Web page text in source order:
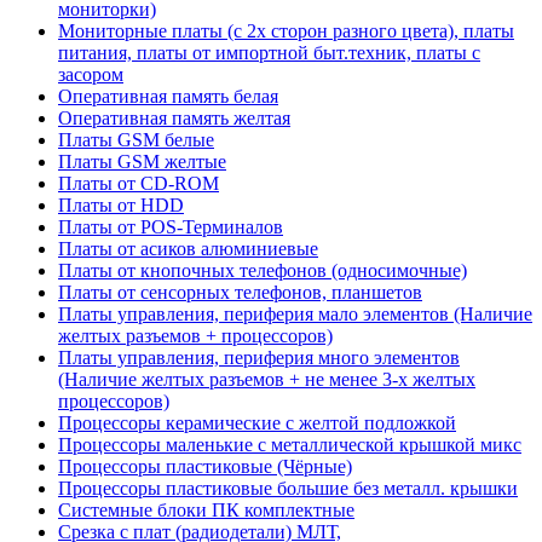
мониторки)
Мониторные платы (с 2х сторон разного цвета), платы
питания, платы от импортной быт.техник, платы с
засором
Оперативная память белая
Оперативная память желтая
Платы GSM белые
Платы GSM желтые
Платы от CD-ROM
Платы от HDD
Платы от POS-Терминалов
Платы от асиков алюминиевые
Платы от кнопочных телефонов (односимочные)
Платы от сенсорных телефонов, планшетов
Платы управления, периферия мало элементов (Наличие
желтых разъемов + процессоров)
Платы управления, периферия много элементов
(Наличие желтых разъемов + не менее 3-х желтых
процессоров)
Процессоры керамические с желтой подложкой
Процессоры маленькие с металлической крышкой микс
Процессоры пластиковые (Чёрные)
Процессоры пластиковые большие без металл. крышки
Системные блоки ПК комплектные
Срезка с плат (радиодетали) МЛТ,